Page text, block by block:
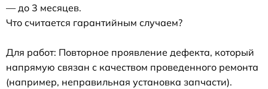
— до 3 месяцев.
Что считается гарантийным случаем?
Для работ: Повторное проявление дефекта, который
напрямую связан с качеством проведенного ремонта
(например, неправильная установка запчасти).